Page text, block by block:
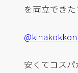
を両立でき
安くてコス